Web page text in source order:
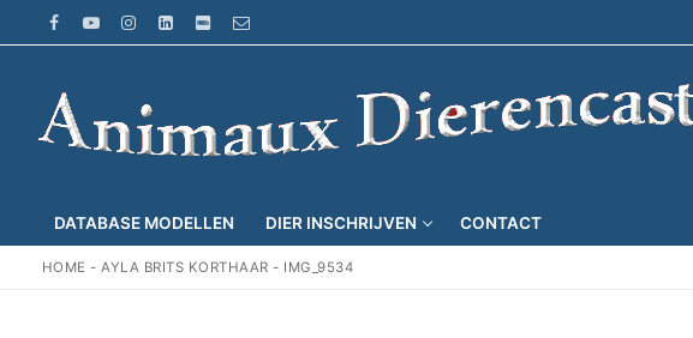
naar
inhoud
DATABASE MODELLEN DIER INSCHRIJVEN CONTACT
HOME -AYLA BRITS KORTHAAR - IMG_9534